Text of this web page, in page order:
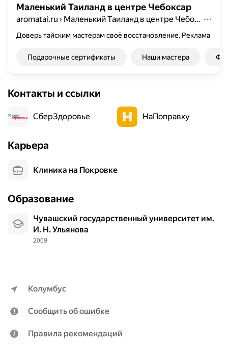
Маленький Таиланд в центре Чебоксар
aromatai.ru › Маленький Таиланд в центре Чебоксар
Доверь тайским мастерам своё восстановление. Реклама
Подарочные сертификаты Наши мастера
Контакты и ссылки
СберЗдоровье НаПоправку
Карьера
Клиника на Покровке
Образование
Чувашский государственный университет им.
И. Н. Ульянова
2009
Колумбус
Сообщить об ошибке
Правила рекомендаций